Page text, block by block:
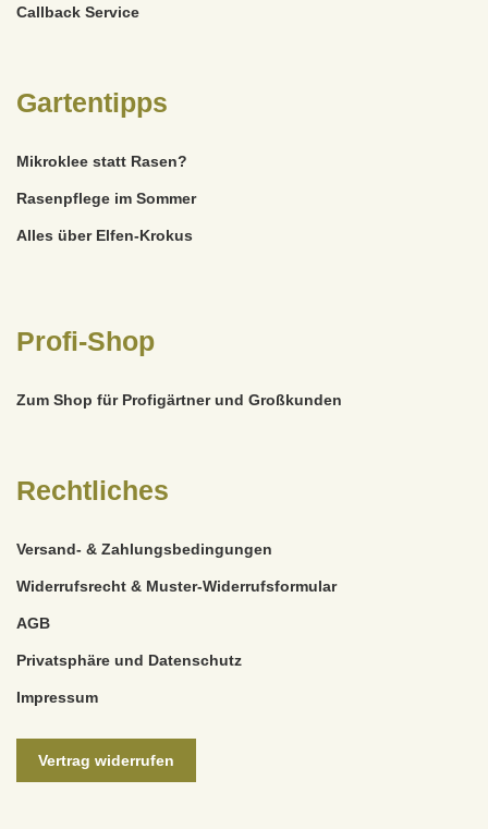
Callback Service
Gartentipps
Mikroklee statt Rasen?
Rasenpflege im Sommer
Alles über Elfen-Krokus
Profi-Shop
Zum Shop für Profigärtner und Großkunden
Rechtliches
Versand- & Zahlungsbedingungen
Widerrufsrecht & Muster-Widerrufsformular
AGB
Privatsphäre und Datenschutz
Impressum
Vertrag widerrufen